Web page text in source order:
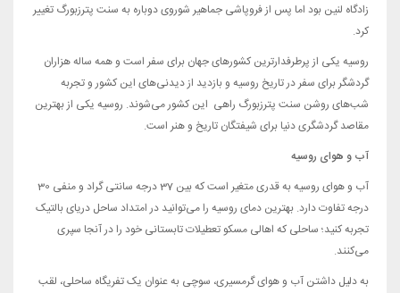
زادگاه لنین بود اما پس از فروپاشی جماهیر شوروی دوباره به سنت پترزبورگ تغییر
کرد.
روسیه یکی از پرطرفدارترین کشورهای جهان برای سفر است و همه ساله هزاران
گردشگر برای سفر در تاریخ روسیه و بازدید از دیدنی‌های این کشور و تجربه
شب‌های روشن سنت پترزبورگ راهی این کشور می‌شوند. روسیه یکی از بهترین
مقاصد گردشگری دنیا برای شیفتگان تاریخ و هنر است.
آب و هوای روسیه
آب و هوای روسیه به قدری متغیر است که بین 37 درجه سانتی گراد و منفی 30
درجه تفاوت دارد. بهترین دمای روسیه را می‌توانید در امتداد ساحل دریای بالتیک
تجربه کنید؛ ساحلی که اهالی مسکو تعطیلات تابستانی خود را در آنجا سپری
می‌کنند.
به دلیل داشتن آب و هوای گرمسیری، سوچی به عنوان یک تفریگاه ساحلی، لقب